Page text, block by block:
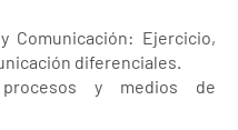
Comunicación: Ejercicio,
diferenciales.
y medios de